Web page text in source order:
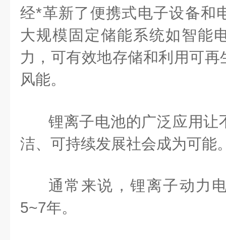
经*革新了便携式电子设备和
大规模固定储能系统如智能
力，可有效地存储和利用可
风能。
锂离子电池的广泛应用让
洁、可持续发展社会成为可能
通常来说，锂离子动力
5~7年。